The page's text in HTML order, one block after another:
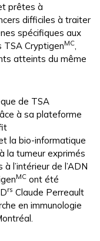
prêtes à
difficiles à traiter
spécifiques aux
TSA CryptigenMC,
atteints du même
de TSA
à sa plateforme
la bio-informatique
la tumeur exprimés
l’intérieur de l’ADN
MC ont été
rs Claude Perreault
en immunologie